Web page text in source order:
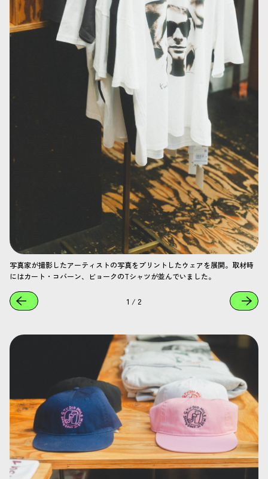
写真家が撮影したアーティストの写真をプリントしたウェアを展開。取材時
にはカート・コバーン、ビョークのTシャツが並んでいました。
1 / 2